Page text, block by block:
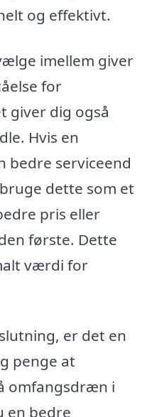
og effektivt.
imellem giver
for
giver dig også
Hvis en
bedre serviceend
dette som et
pris eller
første. Dette
værdi for
er det en
penge at
omfangsdræn i
en bedre